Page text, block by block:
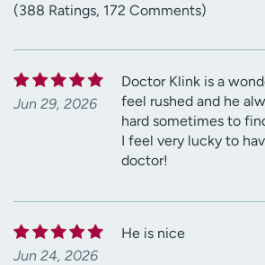
(388 Ratings, 172 Comments)
Jun 29, 2026
Doctor Klink is a
feel rushed and he
hard sometimes to
I feel very lucky to
doctor!
Jun 24, 2026
He is nice